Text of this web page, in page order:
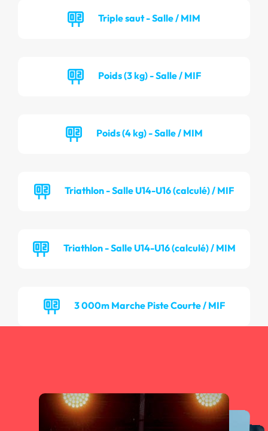
Triple saut - Salle / MIM
Poids (3 kg) - Salle / MIF
Poids (4 kg) - Salle / MIM
Triathlon - Salle U14-U16 (calculé) / MIF
Triathlon - Salle U14-U16 (calculé) / MIM
3 000m Marche Piste Courte / MIF